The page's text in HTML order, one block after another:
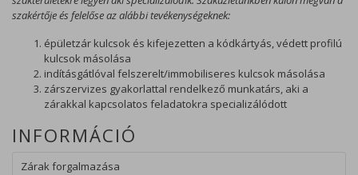
szakértője és felelőse az alábbi tevékenységeknek:
épületzár kulcsok és kifejezetten a kódkártyás, védett profilú
kulcsok másolása
indításgátlóval felszerelt/immobiliseres kulcsok másolása
zárszervizes gyakorlattal rendelkező munkatárs, aki a
zárakkal kapcsolatos feladatokra specializálódott
INFORMÁCIÓ
Zárak forgalmazása